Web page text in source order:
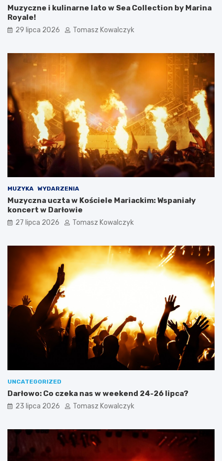
Muzyczne i kulinarne lato w Sea Collection by Marina
Royale!
29 lipca 2026 Tomasz Kowalczyk
MUZYKA WYDARZENIA
Muzyczna uczta w Kościele Mariackim: Wspaniały
koncert w Darłowie
27 lipca 2026 Tomasz Kowalczyk
UNCATEGORIZED
Darłowo: Co czeka nas w weekend 24-26 lipca?
23 lipca 2026 Tomasz Kowalczyk